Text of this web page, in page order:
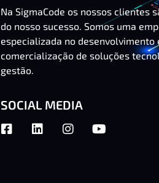
Na SigmaCode os nossos clientes
do nosso sucesso. Somos uma
especializada no desenvolvimento
comercialização de soluções
gestão.
SOCIAL MEDIA